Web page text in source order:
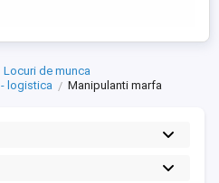
Locuri de munca
logistica
Manipulanti marfa